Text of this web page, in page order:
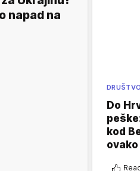
napad na
DRUŠTVO
Do
kod